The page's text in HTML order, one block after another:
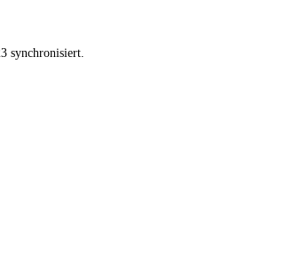
synchronisiert.